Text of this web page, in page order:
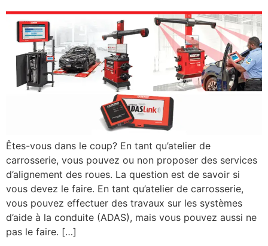
Êtes-vous dans le coup? En tant qu’atelier de
carrosserie, vous pouvez ou non proposer des services
d’alignement des roues. La question est de savoir si
vous devez le faire. En tant qu’atelier de carrosserie,
vous pouvez effectuer des travaux sur les systèmes
d’aide à la conduite (ADAS), mais vous pouvez aussi ne
pas le faire. […]